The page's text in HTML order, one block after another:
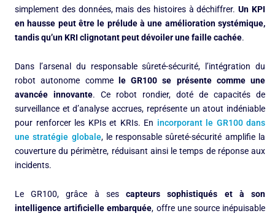
simplement des données, mais des histoires à déchiffrer.Un KPI
en hausse peut être le prélude à une amélioration systémique,
tandis qu’un KRI clignotant peut dévoiler une faille cachée.
Dans l’arsenal du responsable sûreté-sécurité, l’intégration du
robot autonome commele GR100 se présente comme une
avancée innovante. Ce robot rondier, doté de capacités de
surveillance et d’analyse accrues, représente un atout indéniable
pour renforcer les KPIs et KRIs. En incorporant le GR100 dans
une stratégie globale, le responsable sûreté-sécurité amplifie la
couverture du périmètre, réduisant ainsi le temps de réponse aux
incidents.
Le GR100, grâce à sescapteurs sophistiqués et à son
intelligence artificielle embarquée, offre une source inépuisable